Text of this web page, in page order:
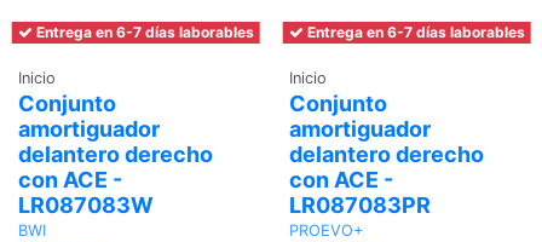
Entrega en 6-7 días laborables
Inicio
Conjunto
amortiguador
delantero derecho
con ACE -
LR087083W
BWI
Entrega en 6-7 días laborables
Inicio
Conjunto
amortiguador
delantero derecho
con ACE -
LR087083PR
PROEVO+